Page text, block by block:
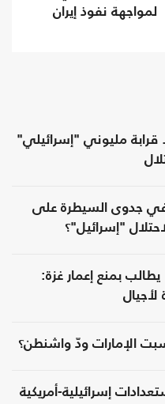
لمواجهة نفوذ إيران
مليوني "إسرائيلي"
جدوى السيطرة على
"إسرائيل"؟
بمنع إعمار غزة:
الإمارات ودّ واشنطن؟
إسرائيلية-أمريكية